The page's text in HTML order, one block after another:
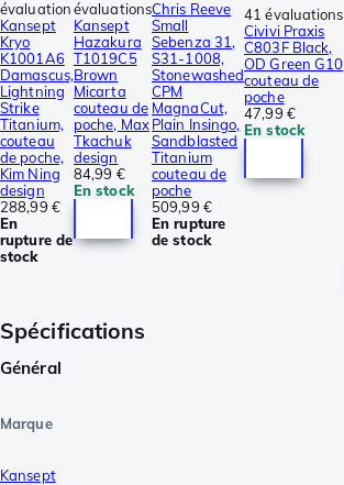
évaluation
Kansept
Kryo
K1001A6
Damascus,
Lightning
Strike
Titanium,
couteau
de poche,
Kim Ning
design
288,99 €
En
rupture de
stock
évaluations
Kansept
Hazakura
T1019C5
Brown
Micarta
couteau de
poche, Max
Tkachuk
design
84,99 €
En stock
Chris Reeve
Small
Sebenza 31,
S31-1008,
Stonewashed
CPM
MagnaCut,
Plain Insingo,
Sandblasted
Titanium
couteau de
poche
509,99 €
En rupture
de stock
41 évaluations
Civivi Praxis
C803F Black,
OD Green G10
couteau de
poche
47,99 €
En stock
Spécifications
Général
Marque
Kansept